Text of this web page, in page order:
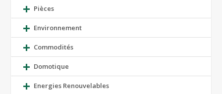
Pièces
Environnement
Commodités
Domotique
Energies Renouvelables